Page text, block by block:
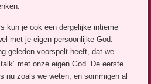
kun je ook een dergelijke intieme
met je eigen persoonlijke God.
geleden voorspelt heeft, dat we
met onze eigen God. De eerste
nu zoals we weten, en sommigen al